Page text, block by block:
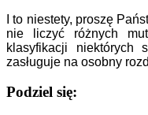
I to niestety, proszę
nie liczyć różnych
klasyfikacji niektórych
zasługuje na osobny
Podziel się: